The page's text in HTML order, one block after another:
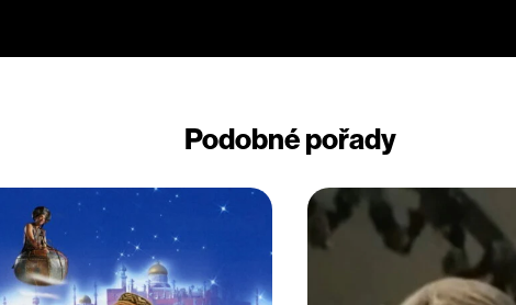
Podobné pořady